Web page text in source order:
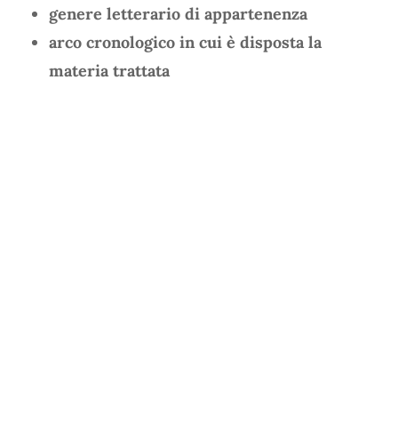
genere letterario di appartenenza
arco cronologico in cui è disposta la
materia trattata